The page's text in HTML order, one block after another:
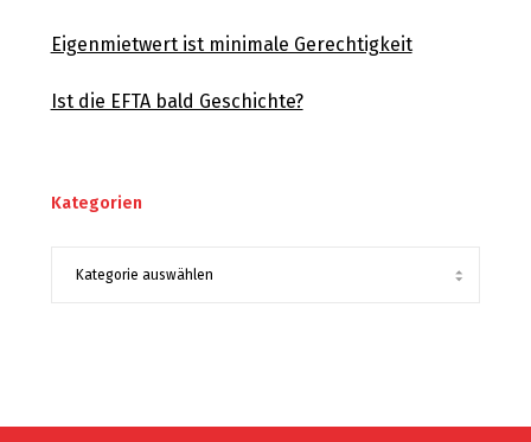
Eigenmietwert ist minimale Gerechtigkeit
Ist die EFTA bald Geschichte?
Kategorien